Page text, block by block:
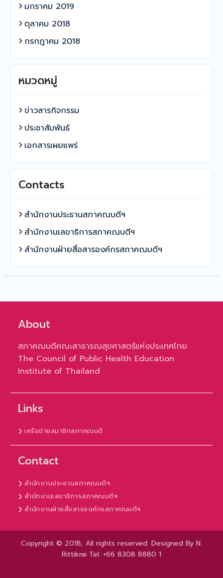
มกราคม 2019
ตุลาคม 2018
กรกฎาคม 2018
หมวดหมู่
ข่าวสารกิจกรรม
ประชาสัมพันธ์
เอกสารเผยแพร่
Contacts
สำนักงานประธานสภาคณบดีฯ
สำนักงานเลขาธิการสภาคณบดีฯ
สำนักงานฝ่ายสื่อสารองค์กรสภาคณบดีฯ
About
สภาคณบดีคณะสาธารณสุขศาสตร์แห่งประเทศไทย
The Council of Public Health Education
Institute of Thailand
Links
เครือข่ายสมาชิกสภาคณบดี
Contact
สำนักงานประธานสภาคณบดีฯ
สำนักงานเลขาธิการสภาคณบดีฯ
สำนักงานฝ่ายสื่อสารองค์กรสภาคณบดีฯ
Copyright © 2018, All rights reserved. Designed By N.
Rittikrai Tel. +66 8308 8880 1